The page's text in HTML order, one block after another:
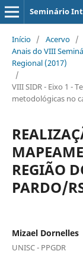
Seminário
Início / Acervo /
Anais do VIII
Regional (2017)
/
VIII SIDR - Eixo 1 -
metodológicas no
REGIÃO
PARDO/
Mizael Dornelles
UNISC - PPGDR